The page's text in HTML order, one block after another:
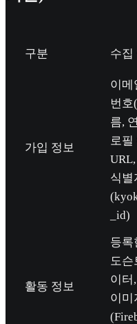
구분 수집
가입 정보
이메
번호
름,
로필
식별
_id)
활동 정보
등록
도슨
이터
이미